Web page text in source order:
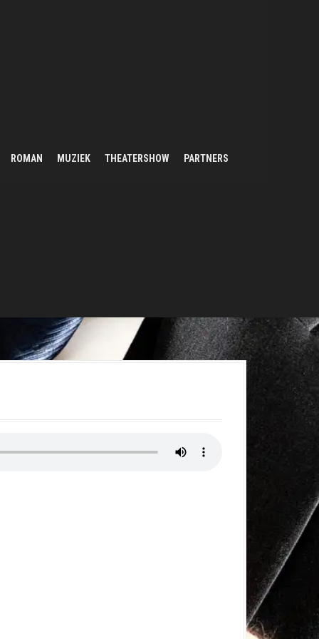
ROMAN MUZIEK THEATERSHOW PARTNERS